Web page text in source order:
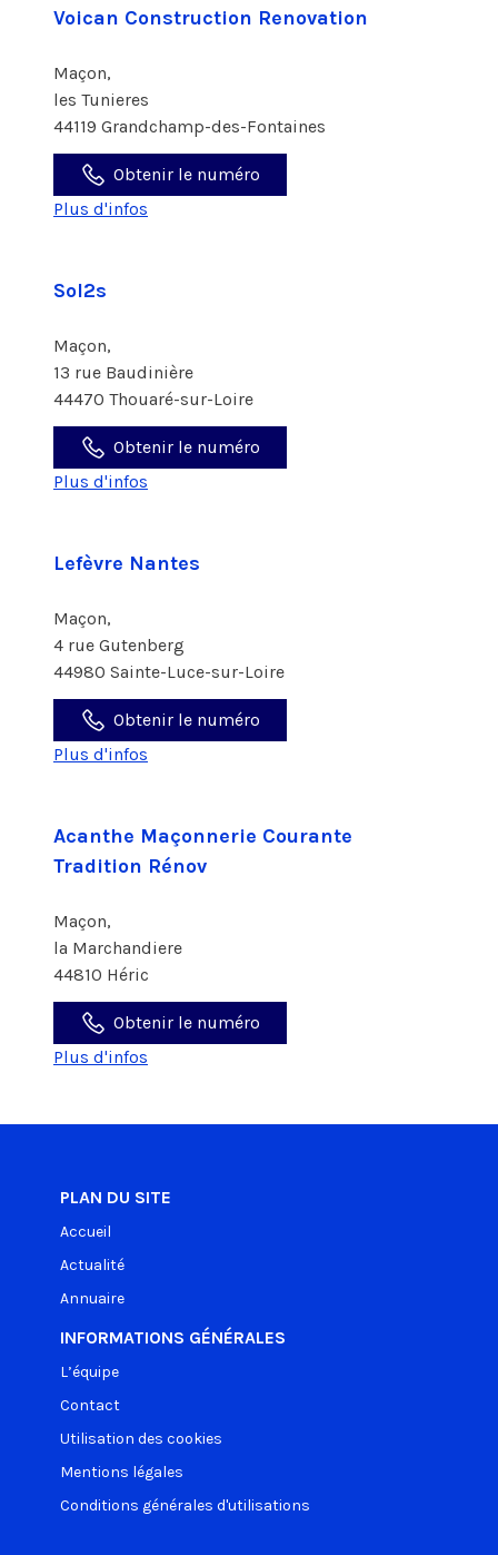
Voican Construction Renovation
Maçon,
les Tunieres
44119 Grandchamp-des-Fontaines
Obtenir le numéro
Plus d'infos
Sol2s
Maçon,
13 rue Baudinière
44470 Thouaré-sur-Loire
Obtenir le numéro
Plus d'infos
Lefèvre Nantes
Maçon,
4 rue Gutenberg
44980 Sainte-Luce-sur-Loire
Obtenir le numéro
Plus d'infos
Acanthe Maçonnerie Courante
Tradition Rénov
Maçon,
la Marchandiere
44810 Héric
Obtenir le numéro
Plus d'infos
PLAN DU SITE
Accueil
Actualité
Annuaire
INFORMATIONS GÉNÉRALES
L’équipe
Contact
Utilisation des cookies
Mentions légales
Conditions générales d'utilisations